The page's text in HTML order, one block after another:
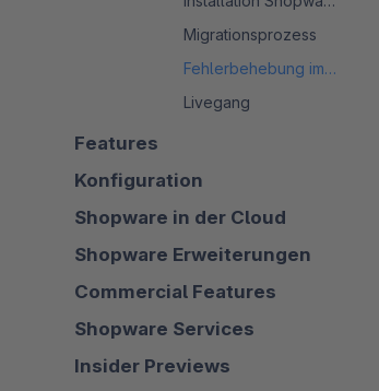
Migrationsprozess
Fehlerbehebung im Migrationsprozess
Livegang
Features
Konfiguration
Shopware in der Cloud
Shopware Erweiterungen
Commercial Features
Shopware Services
Insider Previews